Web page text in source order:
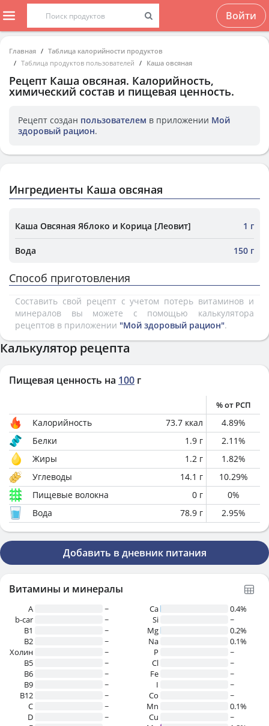
Войти
Главная
Таблица калорийности продуктов
Таблица продуктов пользователей
Каша овсяная
Рецепт Каша овсяная. Калорийность,
химический состав и пищевая ценность.
Рецепт создан пользователем в приложении Мой
здоровый рацион.
Ингредиенты Каша овсяная
Каша Овсяная Яблоко и Корица [Леовит] 1 г
Вода 150 г
Способ приготовления
Составить свой рецепт с учетом потерь витаминов и
минералов вы можете с помощью калькулятора
рецептов в приложении "Мой здоровый рацион".
Калькулятор рецепта
Пищевая ценность на 100 г
% от РСП
Калорийность 73.7 ккал 4.89%
Белки
1.9 г 2.11%
Жиры
1.2 г 1.82%
Углеводы
14.1 г 10.29%
Пищевые волокна
0 г 0%
Вода
78.9 г 2.95%
Добавить в дневник питания
Витамины и минералы
A
~
b-car
~
В1
~
B2
~
Холин
~
B5
~
B6
~
B9
~
B12
~
C
~
D
~
Ca
0.4%
Si
~
Mg
0.2%
Na
0.1%
P
~
Cl
~
Fe
~
I
~
Co
~
Mn
0.1%
Cu
~